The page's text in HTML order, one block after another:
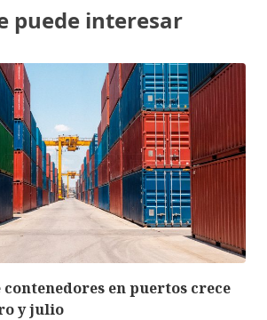
puede interesar
en puertos crece
y julio